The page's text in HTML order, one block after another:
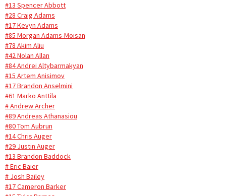
#13 Spencer Abbott
#28 Craig Adams
#17 Kevyn Adams
#85 Morgan Adams-Moisan
#78 Akim Aliu
#42 Nolan Allan
#84 Andrei Altybarmakyan
#15 Artem Anisimov
#17 Brandon Anselmini
#61 Marko Anttila
# Andrew Archer
#89 Andreas Athanasiou
#80 Tom Aubrun
#14 Chris Auger
#29 Justin Auger
#13 Brandon Baddock
# Eric Baier
# Josh Bailey
#17 Cameron Barker